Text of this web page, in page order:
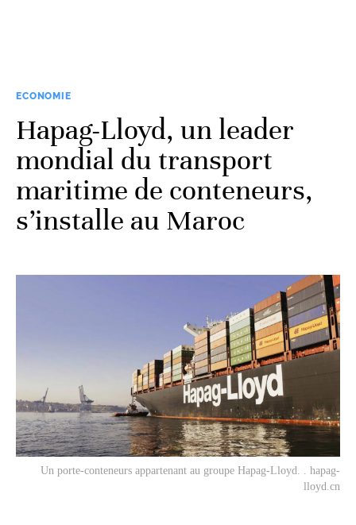
ECONOMIE
Hapag-Lloyd, un leader
mondial du transport
maritime de conteneurs,
s’installe au Maroc
Un porte-conteneurs appartenant au groupe Hapag-Lloyd. . hapag-
lloyd.cn